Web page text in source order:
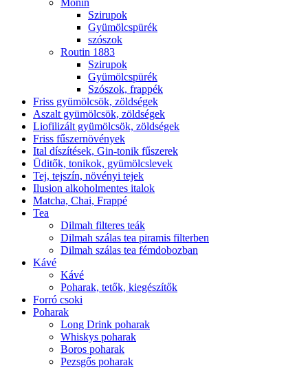
Szirupok
Gyümölcspürék
szószok
Routin 1883
Szirupok
Gyümölcspürék
Szószok, frappék
Friss gyümölcsök, zöldségek
Aszalt gyümölcsök, zöldségek
Liofilizált gyümölcsök, zöldségek
Friss fűszernövények
Ital díszítések, Gin-tonik fűszerek
Üditők, tonikok, gyümölcslevek
Tej, tejszín, növényi tejek
Ilusion alkoholmentes italok
Matcha, Chai, Frappé
Tea
Dilmah filteres teák
Dilmah szálas tea piramis filterben
Dilmah szálas tea fémdobozban
Kávé
Kávé
Poharak, tetők, kiegészítők
Forró csoki
Poharak
Long Drink poharak
Whiskys poharak
Boros poharak
Pezsgős poharak